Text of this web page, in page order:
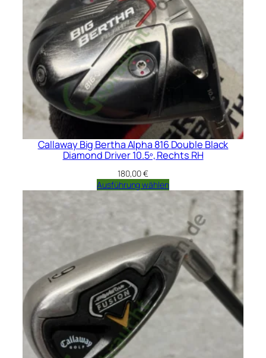
Callaway Big Bertha Alpha 816 Double Black
Diamond Driver 10.5º, Rechts RH
180,00€
Ausführung wählen